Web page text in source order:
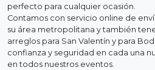
perfecto para cualquier ocasión.
Contamos con servicio online de
su área metropolitana y también
arreglos para San Valentín y para
confianza y seguridad en cada una
en todos nuestros eventos.